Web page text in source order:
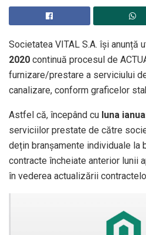
Societatea VITAL S.A. își anunță
2020 continuă procesul de
furnizare/prestare a serviciului
canalizare, conform graficelor
Astfel că, începând cu luna
serviciilor prestate de către
dețin branșamente individuale la
contracte încheiate anterior lunii
în vederea actualizării